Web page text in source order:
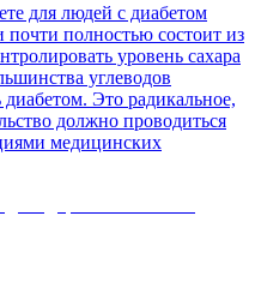
для людей с диабетом
почти полностью состоит из
уровень сахара
углеводов
Это радикальное,
должно проводиться
медицинских